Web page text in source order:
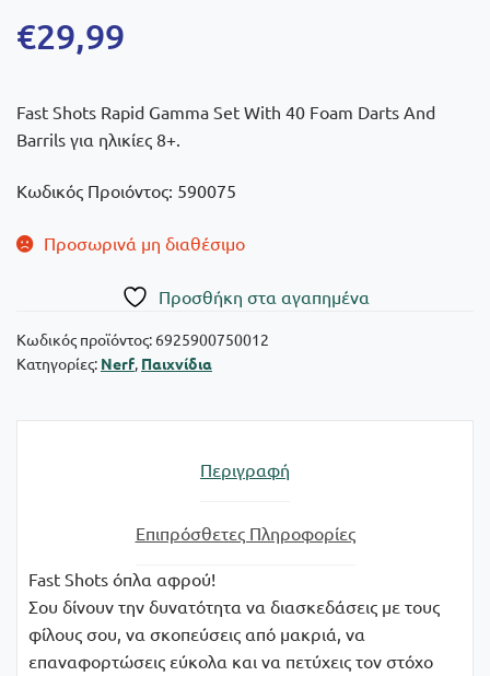
€29,99
Fast Shots Rapid Gamma Set With 40 Foam Darts And
Barrils για ηλικίες 8+.
Κωδικός Προιόντος: 590075
Προσωρινά μη διαθέσιμο
Πρoσθήκη στα αγαπημένα
Κωδικός προϊόντος: 6925900750012
Κατηγορίες: Nerf Παιχνίδια
Περιγραφή
Επιπρόσθετες Πληροφορίες
Fast Shots όπλα αφρού!
Σου δίνουν την δυνατότητα να διασκεδάσεις με τους
φίλους σου, να σκοπεύσεις από μακριά, να
επαναφορτώσεις εύκολα και να πετύχεις τον στόχο